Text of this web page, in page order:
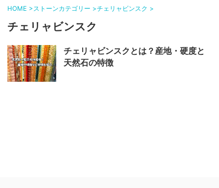
HOME >ストーンカテゴリー >チェリャビンスク >
チェリャビンスク
チェリャビンスクとは？産地・硬度と
天然石の特徴